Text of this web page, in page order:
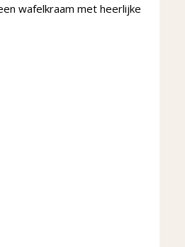
wafelkraam met heerlijke